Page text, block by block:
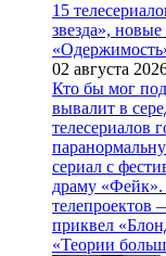
15
звезда»,
02 августа
Кто бы мог
вывалит в
телесериалов
сериал с
драму
телепроектов
приквел
«Теории